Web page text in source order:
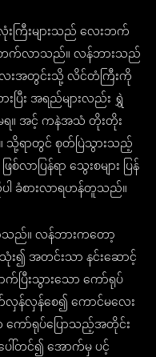
းကြီးများသည် လေးဘက်
တက်လာသည်။ လန်ဘားသည်
ေးအတွင်းသို့ လိင်တံကြီးကို
ြီး အရည်များလည်း ရွှဲ
။ အင့် ကနဲအသံ တိုးတိုး
သို့ရာတွင် စုတ်ပြဲသွားသည့်
ာပြန်ရာ သွေးစများ ပြန်
ါ ခံစားလာရဟန်တူသည်။
ည်။ လန်ဘားကတော့
သုံး၍ အတင်းသာ နင်းဆောင့်
ြီးသွားသော ကော်ရုပ်
န်လှန်စေ၍ ကောင်မလေး
ကော်ရုပ်ပြောသည့်အတိုင်း
တင်၍ အောက်မှ ပင့်